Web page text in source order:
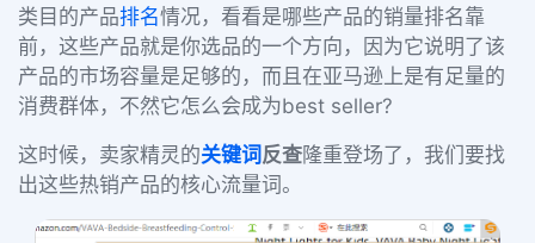
类目的产品排名情况，看看是哪些产品的销量排名靠
前，这些产品就是你选品的一个方向，因为它说明了该
产品的市场容量是足够的，而且在亚马逊上是有足量的
消费群体，不然它怎么会成为best seller?
这时候，卖家精灵的关键词 反查隆重登场了，我们要找
出这些热销产品的核心流量词。